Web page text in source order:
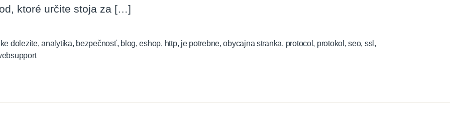
ktoré určite stoja za […]
dolezite,analytika, bezpečnosť, blog,eshop, http, je potrebne,obycajna stranka, protocol , protokol ,seo, ssl ,